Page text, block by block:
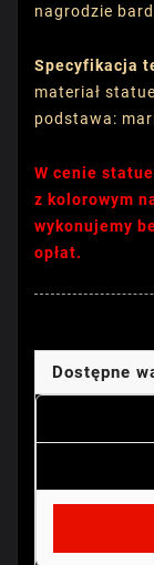
nagrodzie
Specyfikacja
materiał
podstawa:
W cenie
z kolorowym
wykonujemy
opłat.
Dostępne